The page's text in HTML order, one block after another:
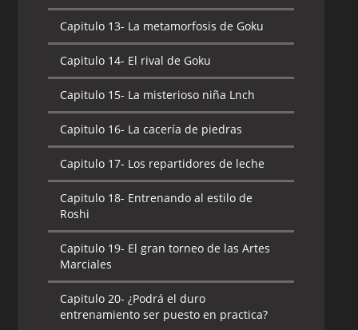
Capitulo 13- La metamorfosis de Goku
Capitulo 14- El rival de Goku
Capitulo 15- La misterioso niña Lnch
Capitulo 16- La cacería de piedras
Capitulo 17- Los repartidores de leche
Capitulo 18- Entrenando al estilo de
Roshi
Capitulo 19- El gran torneo de las Artes
Marciales
Capitulo 20- ¿Podrá el duro
entrenamiento ser puesto en practica?